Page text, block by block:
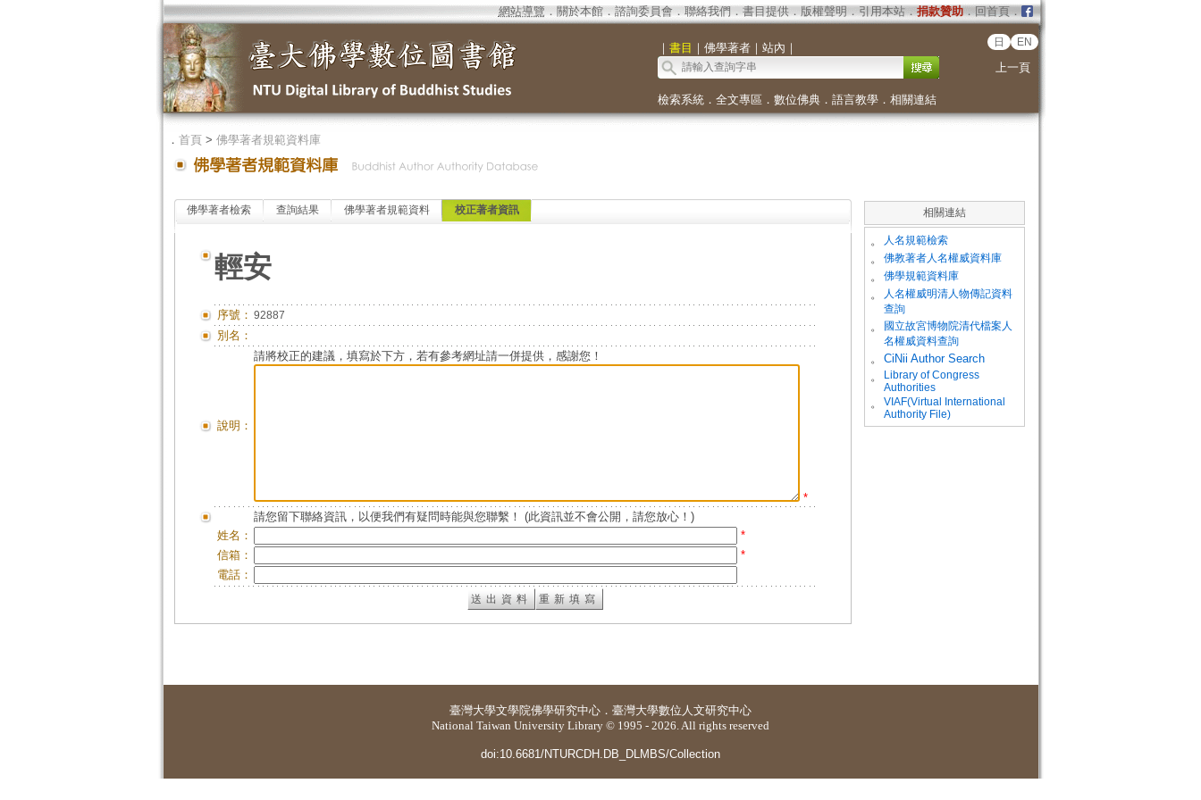
網站導覽 ． 關於本館． 諮詢委員會． 聯絡我們 ． 書目提供． 版權聲明 ． 引用本站． 捐款贊助．回首頁．
｜ 書目 ｜ 佛學著者｜ 站內 ｜ 日 EN
上一頁
檢索系統． 全文專區 ． 數位佛典． 語言教學． 相關連結
． 首頁> 佛學著者規範資料庫
佛學著者檢索 查詢結果 佛學著者規範資料 校正著者資訊
輕安
序號： 92887
別名：
說明：
請將校正的建議，填寫於下方，若有參考網址請一併提供，感謝您！
*
請您留下聯絡資訊，以便我們有疑問時能與您聯繫！ (此資訊並不會公開，請您放心！)
姓名：
*
信箱：
*
電話：
相關連結
。 人名規範檢索
。 佛教著者人名權威資料庫
。 佛學規範資料庫
。
人名權威明清人物傳記資料
查詢
。
國立故宮博物院清代檔案人
名權威資料查詢
。
CiNii Author Search
。
Library of Congress
Authorities
。
VIAF(Virtual International
Authority File)
臺灣大學文學院佛學研究中心 ． 臺灣大學數位人文研究中心
National Taiwan University Library © 1995 - 2026. All rights reserved
doi:10.6681/NTURCDH.DB_DLMBS/Collection